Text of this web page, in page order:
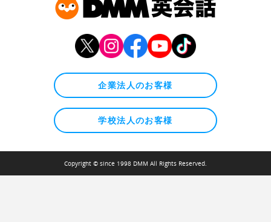
企業法人のお客様
学校法人のお客様
Copyright © since 1998 DMM All Rights Reserved.